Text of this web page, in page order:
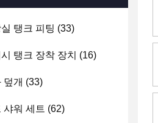
탱크 피팅 (33)
탱크 장착 장치 (16)
덮개 (33)
샤워 세트 (62)